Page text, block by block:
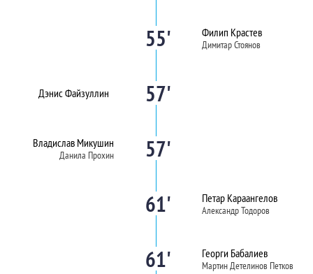
55'
Филип Крастев
Димитар Стоянов
Дэнис Файзуллин 57'
Владислав Микушин
Данила Прохин
57'
61'
Петар Караангелов
Александр Тодоров
61' Георги Бабалиев
Мартин Детелинов Петков